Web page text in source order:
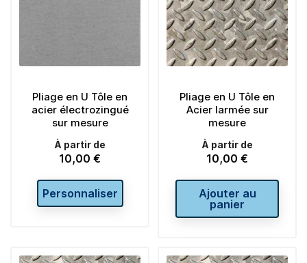
Pliage en U Tôle en
acier électrozingué
sur mesure
À partir de
Prix
10,00 €
Personnaliser
Pliage en U Tôle en
Acier larmée sur
mesure
À partir de
Prix
10,00 €
Ajouter au
panier